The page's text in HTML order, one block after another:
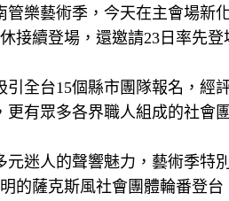
管樂藝術季，今天在主會場新
接續登場，還邀請23日率先
全台15個縣市團隊報名，經
有眾多各界職人組成的社會
迷人的聲響魅力，藝術季特
的薩克斯風社會團體輪番登